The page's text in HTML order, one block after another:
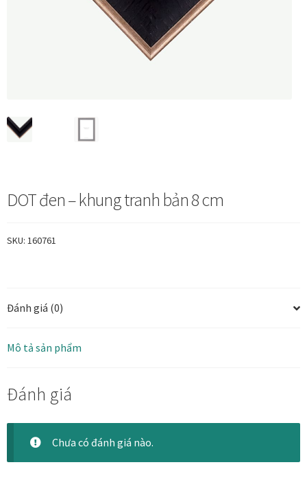
Bộ sưu tập Mã Vương – Quà tặng doanh nghiệp
Chính Sách Đổi Trả
Chính sách đổi trả hàng
Điều Khoản Sử Dụng
Hoa Xuân – Tranh sơn mài hoa
Liên Diệp collection
DOT đen – khung tranh bản 8 cm
SKU: 160761
Đánh giá (0)
Mô tả sản phẩm
Đánh giá
Chưa có đánh giá nào.